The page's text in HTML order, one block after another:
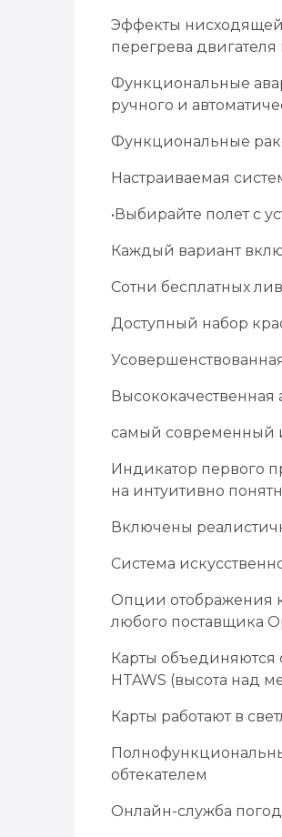
Эффекты нисходящей
перегрева
Функциональные
ручного и
Функциональные
Настраиваемая
•Выбирайте полет с
Каждый вариант
Сотни бесплатных
Доступный набор
Высококачественная
самый современный
Индикатор первого
на интуитивно
Включены
Система
Опции отображения
любого поставщика
Карты объединяются
HTAWS (высота над
Карты работают в
обтекателем
Онлайн-служба